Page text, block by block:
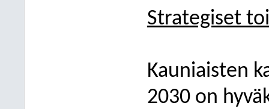
Strategiset
Kauniaisten
2030 on